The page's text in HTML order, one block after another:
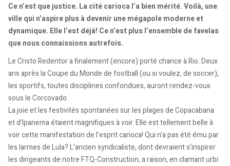
Ce n’est que justice. La cité carioca l’a bien mérité. Voilà, une
ville qui n’aspire plus à devenir une mégapole moderne et
dynamique. Elle l’est déjà! Ce n’est plus l’ensemble de favelas
que nous connaissions autrefois.
Le Cristo Redentor a finalement (encore) porté chance à Rio. Deux
ans après la Coupe du Monde de football (ou si voulez, de soccer),
les sportifs, toutes disciplines confondues, auront rendez-vous
sous le Corcovado.
La joie et les festivités spontanées sur les plages de Copacabana
et d’Ipanema étaient magnifiques à voir. Elle est tellement belle à
voir cette manifestation de l’esprit carioca! Qui n’a pas été ému par
les larmes de Lula? L’ancien syndicaliste, dont devraient s’inspirer
les dirigeants de notre FTQ-Construction, a raison, en clamant urbi